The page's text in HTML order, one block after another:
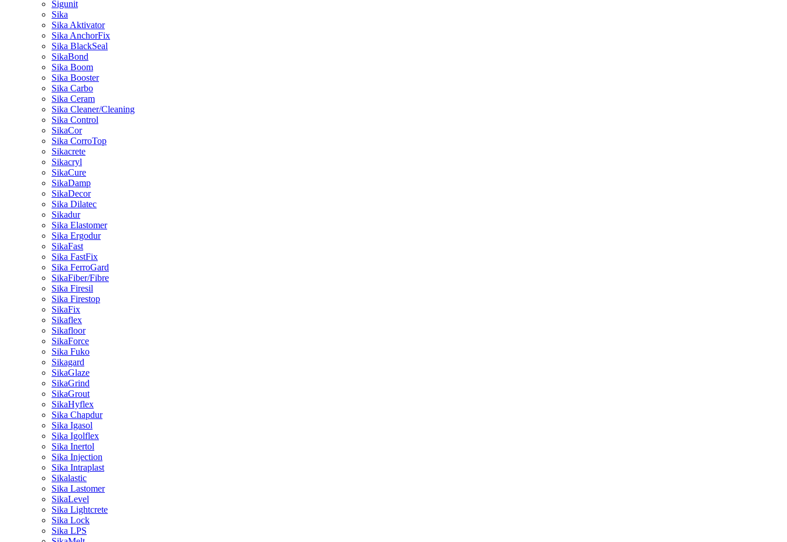
Sigunit
Sika
Sika Aktivator
Sika AnchorFix
Sika BlackSeal
SikaBond
Sika Boom
Sika Booster
Sika Carbo
Sika Ceram
Sika Cleaner/Cleaning
Sika Control
SikaCor
Sika CorroTop
Sikacrete
Sikacryl
SikaCure
SikaDamp
SikaDecor
Sika Dilatec
Sikadur
Sika Elastomer
Sika Ergodur
SikaFast
Sika FastFix
Sika FerroGard
SikaFiber/Fibre
Sika Firesil
Sika Firestop
SikaFix
Sikaflex
Sikafloor
SikaForce
Sika Fuko
Sikagard
SikaGlaze
SikaGrind
SikaGrout
SikaHyflex
Sika Chapdur
Sika Igasol
Sika Igolflex
Sika Inertol
Sika Injection
Sika Intraplast
Sikalastic
Sika Lastomer
SikaLevel
Sika Lightcrete
Sika Lock
Sika LPS